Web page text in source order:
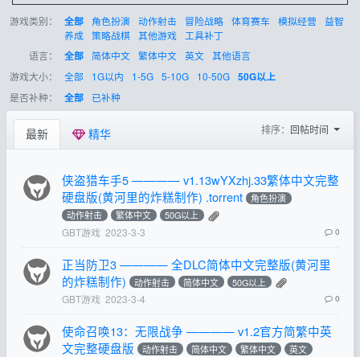
游戏类别： 全部 角色扮演 动作射击 冒险战略 体育赛车 模拟经营 益智
养成 策略战棋 其他游戏
工具补丁
语言：
全部 简体中文 繁体中文 英文 其他语言
游戏大小：
全部 1G以内 1-5G 5-10G 10-50G 50G以上
是否补种：
全部 已补种
最新 精华 排序： 回帖时间
侠盗猎车手5 ———— v1.13wYXzhj.33繁体中文完整
硬盘版(黄河里的炸糕制作) .torrent
角色扮演
动作射击
繁体中文 50G以上
GBT游戏 2023-3-3 0
正当防卫3 ———— 全DLC简体中文完整版(黄河里
的炸糕制作)
动作射击 简体中文 50G以上
GBT游戏 2023-3-4 0
使命召唤13：无限战争 ———— v1.2官方简繁中英
文完整硬盘版
动作射击 简体中文 繁体中文
英文